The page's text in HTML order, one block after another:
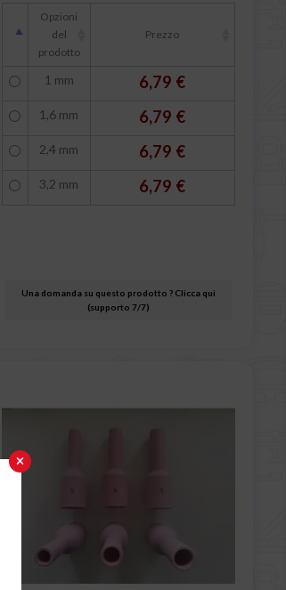
Opzioni
del
prodotto
Prezzo
1 mm 6,79 €
1,6 mm 6,79 €
2,4 mm 6,79 €
3,2 mm 6,79 €
Una domanda su questo prodotto ? Clicca qui
(supporto 7/7)